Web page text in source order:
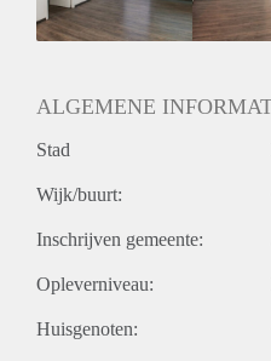
ALGEMENE
Stad
Wijk/buurt:
Inschrijven gemeente:
Opleverniveau:
Huisgenoten: